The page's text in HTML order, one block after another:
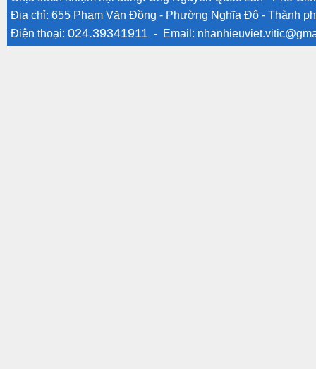
Địa chỉ: 655 Phạm Văn Đồng - Phường Nghĩa Đô - Thành
Điện thoại: 024.39341911 - Email: